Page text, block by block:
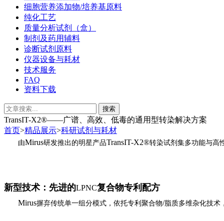
细胞营养添加物/培养基原料
纯化工艺
质量分析试剂（盒）
制剂及药用辅料
诊断试剂原料
仪器设备与耗材
技术服务
FAQ
资料下载
TransIT-X2®——广谱、高效、低毒的通用型转染解决方案
首页>精品展示>科研试剂与耗材
由Mirus研发推出的明星产品TransIT-X2®转染试剂集多功能与高
新型技术：先进的LPNC复合物专利配方
Mirus摒弃传统单一组分模式，依托专利聚合物/脂质多维杂化技术